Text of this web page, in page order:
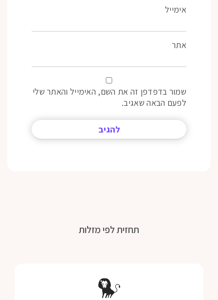
אימייל
אתר
שמור בדפדפן זה את השם, האימייל והאתר שלי
לפעם הבאה שאגיב.
תחזית לפי מזלות